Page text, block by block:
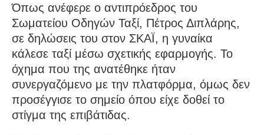
Όπως ανέφερε ο αντιπρόεδρος του
Σωματείου Οδηγών Ταξί, Πέτρος Διπλάρης,
σε δηλώσεις του στον ΣΚΑΪ, η γυναίκα
κάλεσε ταξί μέσω σχετικής εφαρμογής. Το
όχημα που της ανατέθηκε ήταν
συνεργαζόμενο με την πλατφόρμα, όμως δεν
προσέγγισε το σημείο όπου είχε δοθεί το
στίγμα της επιβάτιδας.